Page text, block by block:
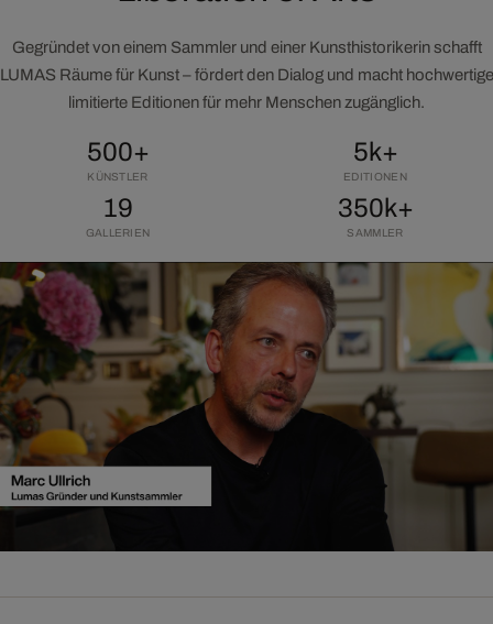
Gegründet von einem Sammler und einer Kunsthistorikerin schafft
LUMAS Räume für Kunst – fördert den Dialog und macht hochwertige
limitierte Editionen für mehr Menschen zugänglich.
500+
KÜNSTLER
5k+
EDITIONEN
19
GALLERIEN
350k+
SAMMLER